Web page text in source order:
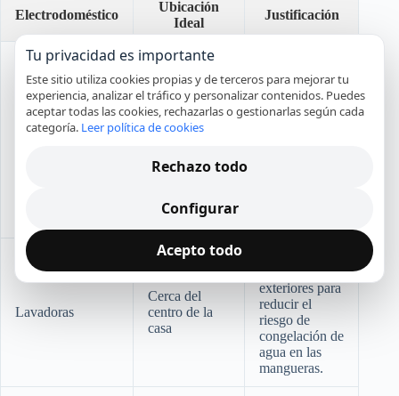
Electrodoméstico
Ubicación
Ideal
Justificación
Frigoríficos
Cocina
ventanas y del
contacto
directo con
fuentes de frío
Lavadoras
Cerca del
centro de la
casa
de paredes
exteriores para
reducir el
riesgo de
congelación de
agua en las
mangueras.
Tu privacidad es importante
Este sitio utiliza cookies propias y de terceros para mejorar tu
experiencia, analizar el tráfico y personalizar contenidos. Puedes
aceptar todas las cookies, rechazarlas o gestionarlas según cada
categoría. Leer política de cookies
Rechazo todo
Configurar
Acepto todo